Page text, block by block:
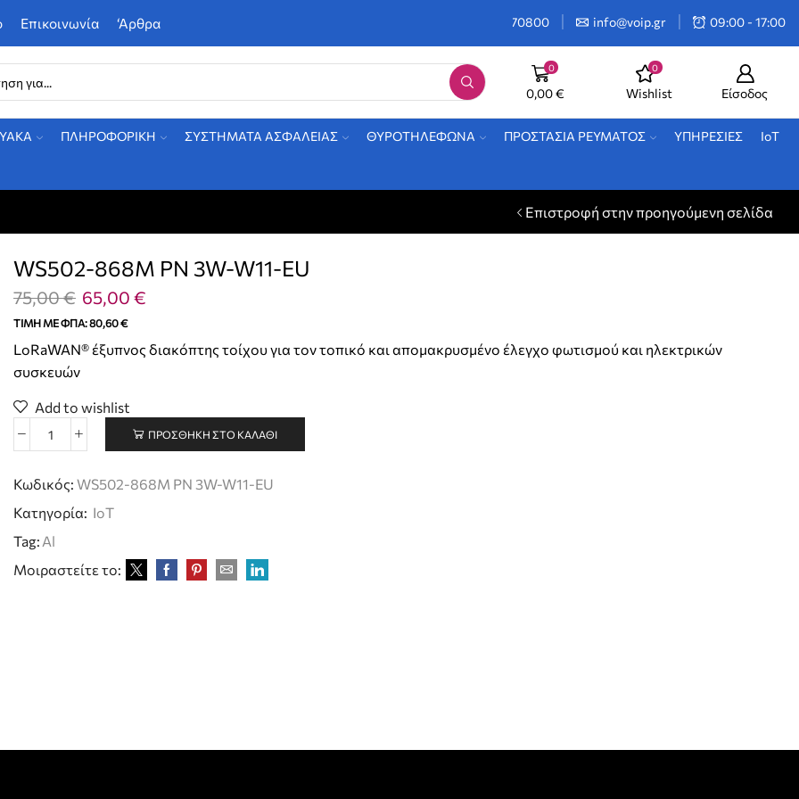
Επικοινωνία ‘Αρθρα 2106470800 info@voip.gr 09:00 - 17:00
0
0,00€
0
Wishlist Είσοδος
ΠΛΗΡΟΦΟΡΙΚΗ ΣΥΣΤΗΜΑΤΑ ΑΣΦΑΛΕΙΑΣ ΘΥΡΟΤΗΛΕΦΩΝΑ ΠΡΟΣΤΑΣΙΑ ΡΕΥΜΑΤΟΣ ΥΠΗΡΕΣΙΕΣ IoT
Επιστροφή στην προηγούμενη σελίδα
WS502-868M PN 3W-W11-EU
75,00€ Original
price
75,00 €.
65,00 €
είναι:
ΤΙΜΉ ΜΕ ΦΠΑ:80,60€
LoRaWAN® έξυπνος διακόπτης τοίχου για τον τοπικό και απομακρυσμένο έλεγχο φωτισμού και ηλεκτρικών
συσκευών
Add to wishlist
WS502-
PN
W11-
EU
ποσότητα
ΠΡΟΣΘΉΚΗ ΣΤΟ ΚΑΛΆΘΙ
Κωδικός: WS502-868M PN 3W-W11-EU
Κατηγορία: IoT
Tag: Al
Μοιραστείτε το: